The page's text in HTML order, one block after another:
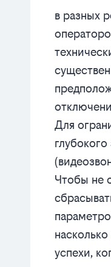
в разных
Для
Чтобы не
успехи,